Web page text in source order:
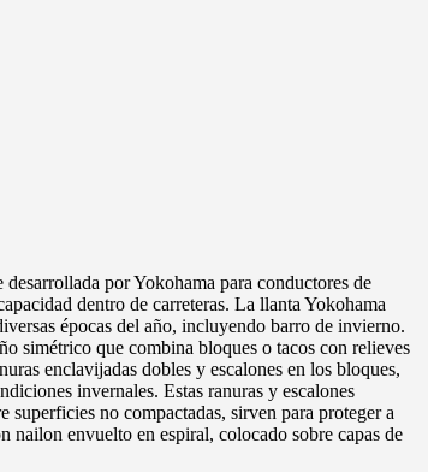
por Yokohama para conductores de
dentro de carreteras. La llanta Yokohama
épocas del año, incluyendo barro de invierno.
simétrico que combina bloques o tacos con relieves
enclavijadas dobles y escalones en los bloques,
invernales. Estas ranuras y escalones
superficies no compactadas, sirven para proteger a
nailon envuelto en espiral, colocado sobre capas de